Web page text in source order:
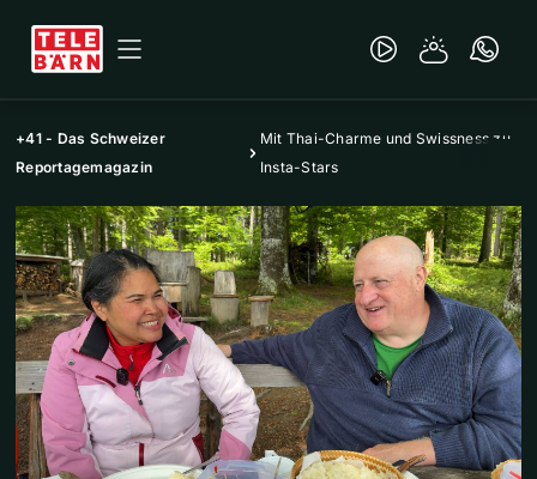
+41 - Das Schweizer
Reportagemagazin
Mit Thai-Charme und Swissness zu
Insta-Stars